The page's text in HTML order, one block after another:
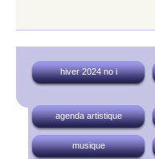
hiver 2024 no i
agenda artistique
musique